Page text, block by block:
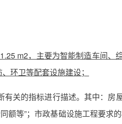
m2，主要为智能制造车间、
环卫等配套设施建设；
关的指标进行描述。其中：房
等”；市政基础设施工程要求